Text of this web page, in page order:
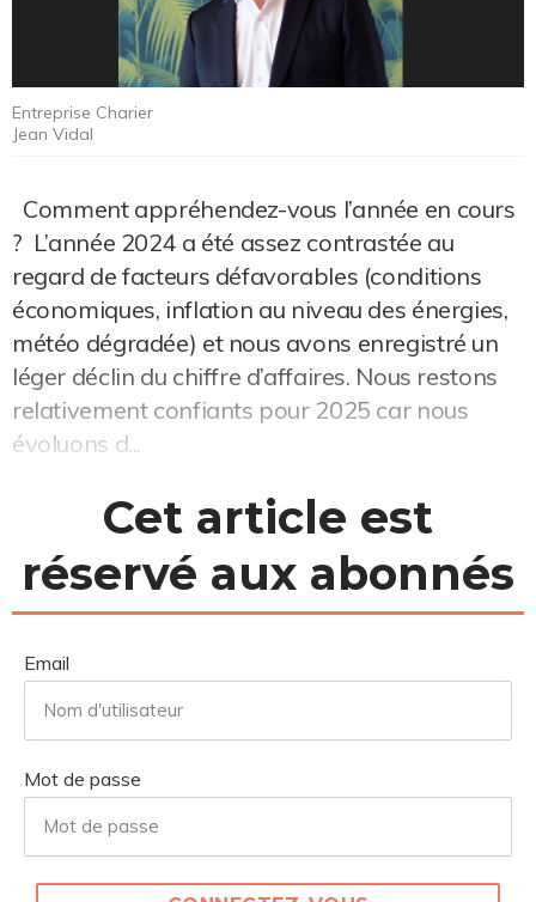
Entreprise Charier
Jean Vidal
Comment appréhendez-vous l’année en cours
? L’année 2024 a été assez contrastée au
regard de facteurs défavorables (conditions
économiques, inflation au niveau des énergies,
météo dégradée) et nous avons enregistré un
léger déclin du chiffre d’affaires. Nous restons
relativement confiants pour 2025 car nous
évoluons d...
Cet article est
réservé aux abonnés
Email
Mot de passe